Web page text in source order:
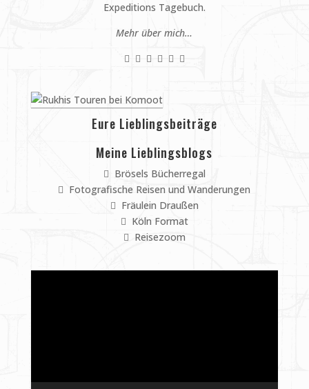
Expeditions Tagebuch.
Mehr über mich…
Eure Lieblingsbeiträge
Meine Lieblingsblogs
Brösels Bücherregal
Fotografische Reisen und Wanderungen
Fräulein Draußen
Köln Format
Reisezoom